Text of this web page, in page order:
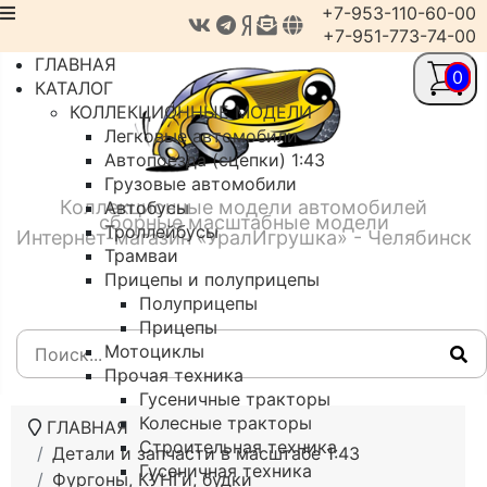
Коллекционные модели автомобилей
сборные масштабные модели
Интернет-магазин «УралИгрушка» - Челябинск
+7-953-110-60-00
+7-951-773-74-00
ГЛАВНАЯ
КАТАЛОГ
КОЛЛЕКЦИОННЫЕ МОДЕЛИ
Легковые автомобили
Автопоезда (сцепки) 1:43
Грузовые автомобили
Автобусы
Троллейбусы
Трамваи
Прицепы и полуприцепы
Полуприцепы
Прицепы
Мотоциклы
Прочая техника
Гусеничные тракторы
Колесные тракторы
Строительная техника
Гусеничная техника
ГЛАВНАЯ
Детали и запчасти в масштабе 1:43
Фургоны, КУНГи, будки
0